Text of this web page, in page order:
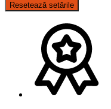
Resetează setările